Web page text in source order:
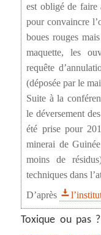
est obligé de faire
pour convaincre
boues rouges
maquette, les
requête
(déposée par le
Suite à la
le déversement
été prise pour
minerai de
moins de
techniques dans
D’après
Toxique ou pas